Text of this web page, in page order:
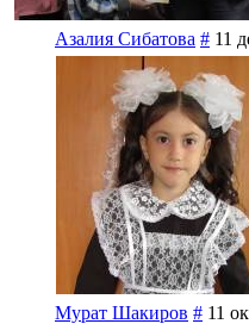
Азалия Сибатова # 11
Мурат Шакиров # 11